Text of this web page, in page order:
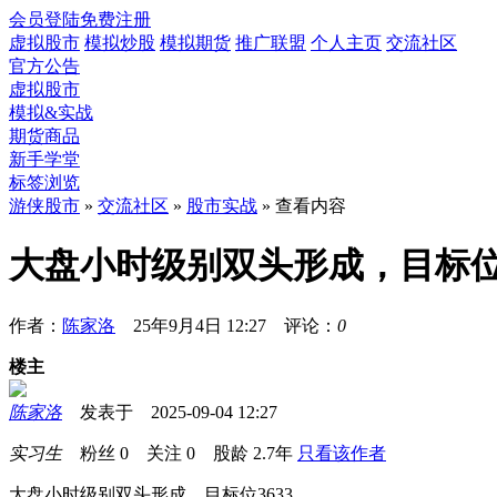
会员登陆免费注册
虚拟股市 模拟炒股 模拟期货 推广联盟 个人主页 交流社区
官方公告
虚拟股市
模拟&实战
期货商品
新手学堂
标签浏览
游侠股市 » 交流社区 » 股市实战 » 查看内容
大盘小时级别双头形成，目标
作者： 陈家洛 25年9月4日 12:27 评论： 0
楼主
陈家洛 发表于 2025-09-04 12:27
实习生粉丝 0 关注 0 股龄 2.7年 只看该作者